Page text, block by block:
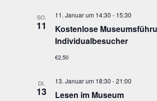
SO.
11
Kos­ten­lo­se
Individualbesucher
11. Januar um 14:30 - 15:30
€2,50
DI.
13 Lesen im Museum
13. Januar um 18:30 -21:00